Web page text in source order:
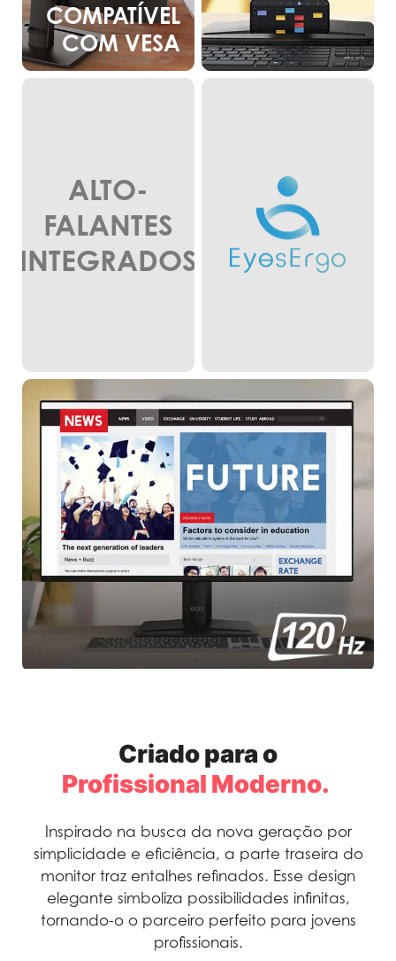
COMPATÍVEL
COM VESA
ALTO-
FALANTES
INTEGRADOS
Criado para o
Profissional Moderno.
Inspirado na busca da nova geração por
simplicidade e eficiência, a parte traseira do
monitor traz entalhes refinados. Esse design
elegante simboliza possibilidades infinitas,
tornando-o o parceiro perfeito para jovens
profissionais.